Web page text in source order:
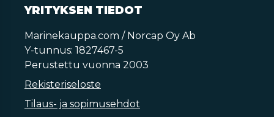
YRITYKSEN TIEDOT
Marinekauppa.com / Norcap Oy Ab
Y-tunnus: 1827467-5
Perustettu vuonna 2003
Rekisteriseloste
Tilaus- ja sopimusehdot